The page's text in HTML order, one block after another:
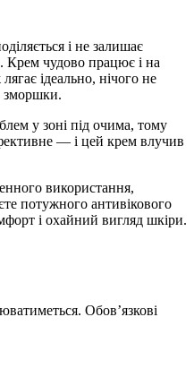
зморшок, стимулює синтез
пігментацію, уповільнює прояв
Токоферол сприяє
гладкість, тонізує.
вироблення колагену і
вирівнює рельєф. Покращує
сяйво і пружність.
живить і зміцнює шкіру,
вирівнює тон обличчя. Має
відновлювальні процеси в
крему на кінчики пальців, м’яко
поглинання.
і не залишає
Крем чудово працює і на
ідеально, нічого не
зморшки.
у зоні під очима, тому
— і цей крем влучив
використання,
потужного антивікового
і охайний вигляд шкіри.
Обов’язкові